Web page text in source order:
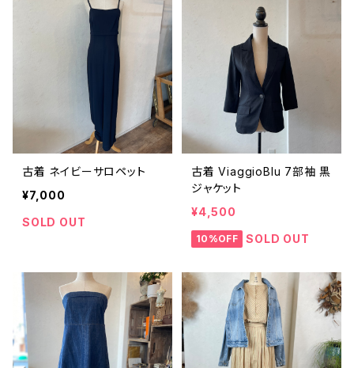
古着 ネイビーサロペット
¥7,000
SOLD OUT
古着 ViaggioBlu 7部袖 黒
ジャケット
¥4,500
10%OFF SOLD OUT